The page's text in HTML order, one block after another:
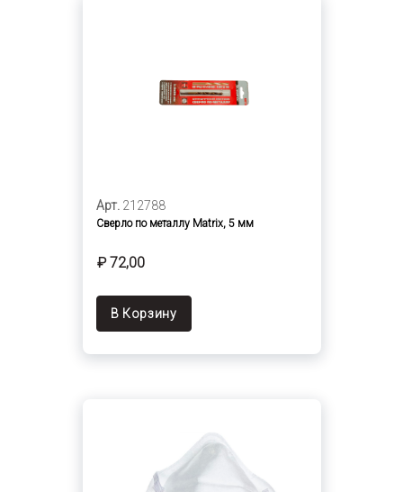
Арт. 212788
Сверло по металлу Matrix, 5 мм
₽ 72,00
В Корзину